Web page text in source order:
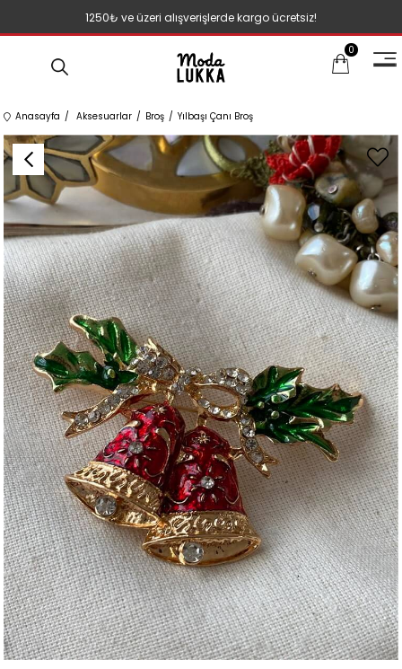
1250₺ ve üzeri alışverişlerde kargo ücretsiz!
0
Anasayfa Aksesuarlar Broş Yılbaşı Çanı Broş